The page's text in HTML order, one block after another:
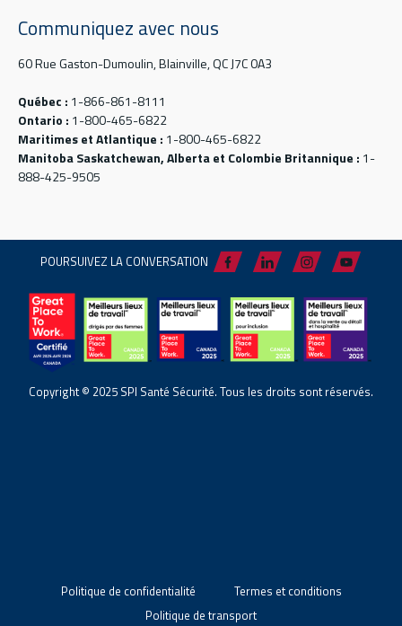
Communiquez avec nous
60 Rue Gaston-Dumoulin, Blainville, QC J7C 0A3
Québec : 1-866-861-8111
Ontario : 1-800-465-6822
Maritimes et Atlantique : 1-800-465-6822
Manitoba Saskatchewan, Alberta et Colombie Britannique : 1-
888-425-9505
POURSUIVEZ LA CONVERSATION
Copyright © 2025 SPI Santé Sécurité. Tous les droits sont réservés.
Politique de confidentialité
Termes et conditions
Politique de transport